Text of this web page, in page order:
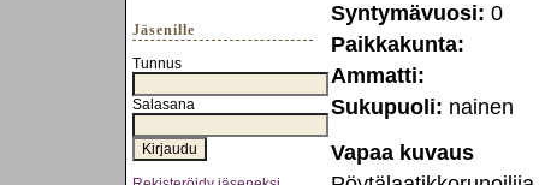
Jäsenille
Tunnus
Salasana
Syntymävuosi: 0
Paikkakunta:
Ammatti:
Sukupuoli: nainen
Vapaa kuvaus